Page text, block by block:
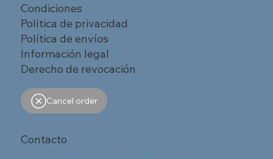
Condiciones
Política de privacidad
Política de envíos
Información legal
Derecho de revocación
Cancel order
Contacto